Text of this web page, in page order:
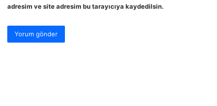
adresim ve site adresim bu tarayıcıya kaydedilsin.